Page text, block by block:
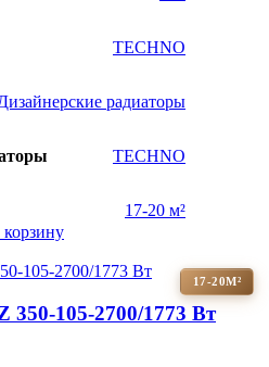
TECHNO
радиаторы
TECHNO
17-20 м²
17-20М²
105-2700/1773 Вт